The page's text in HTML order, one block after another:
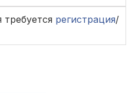
регистрация/